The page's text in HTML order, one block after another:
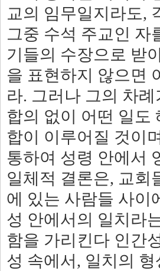
교의 임무일지라도,
그중 수석 주교인 자
기들의 수장으로 받
을 표현하지 않으면
라. 그러나 그의 차
합의 없이 어떤 일도
합이 이루어질 것이
통하여 성령 안에서
일체적 결론은, 교회
에 있는 사람들 사이
성 안에서의 일치라
함을 가리킨다 인간
성 속에서, 일치의